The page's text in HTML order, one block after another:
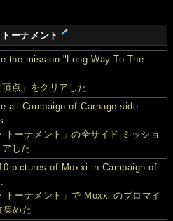
ーナメント
the mission "Long Way To The
頂点」をクリアした
all Campaign of Carnage side
トーナメント」の全サイド ミッショ
した
pictures of Moxxi in Campaign of
トーナメント」で Moxxi のブロマイ
集めた